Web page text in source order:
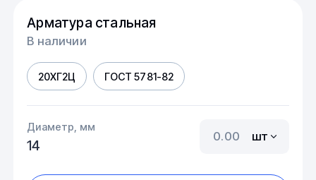
Арматура стальная
В наличии
20ХГ2Ц ГОСТ 5781-82
Диаметр, мм
14
шт